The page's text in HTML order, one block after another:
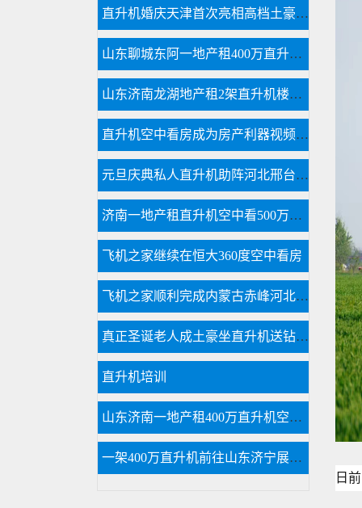
日
直升机婚庆天津首次亮相高档土豪空中婚礼最高达88.88万
山东聊城东阿一地产租400万直升机看房
山东济南龙湖地产租2架直升机楼盘开业
直升机空中看房成为房产利器视频播放量近千万
元旦庆典私人直升机助阵河北邢台一珠宝商家
济南一地产租直升机空中看500万别墅
飞机之家继续在恒大360度空中看房
飞机之家顺利完成内蒙古赤峰河北承德航空测绘
真正圣诞老人成土豪坐直升机送钻戒和空中婚礼
直升机培训
山东济南一地产租400万直升机空中看泉城
一架400万直升机前往山东济宁展开美国白蛾防治